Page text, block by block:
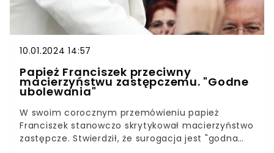
10.01.2024 14:57
Papież Franciszek przeciwny
macierzyństwu zastępczemu. "Godne
ubolewania"
W swoim corocznym przemówieniu papież
Franciszek stanowczo skrytykował macierzyństwo
zastępcze. Stwierdził, że surogacja jest "godna